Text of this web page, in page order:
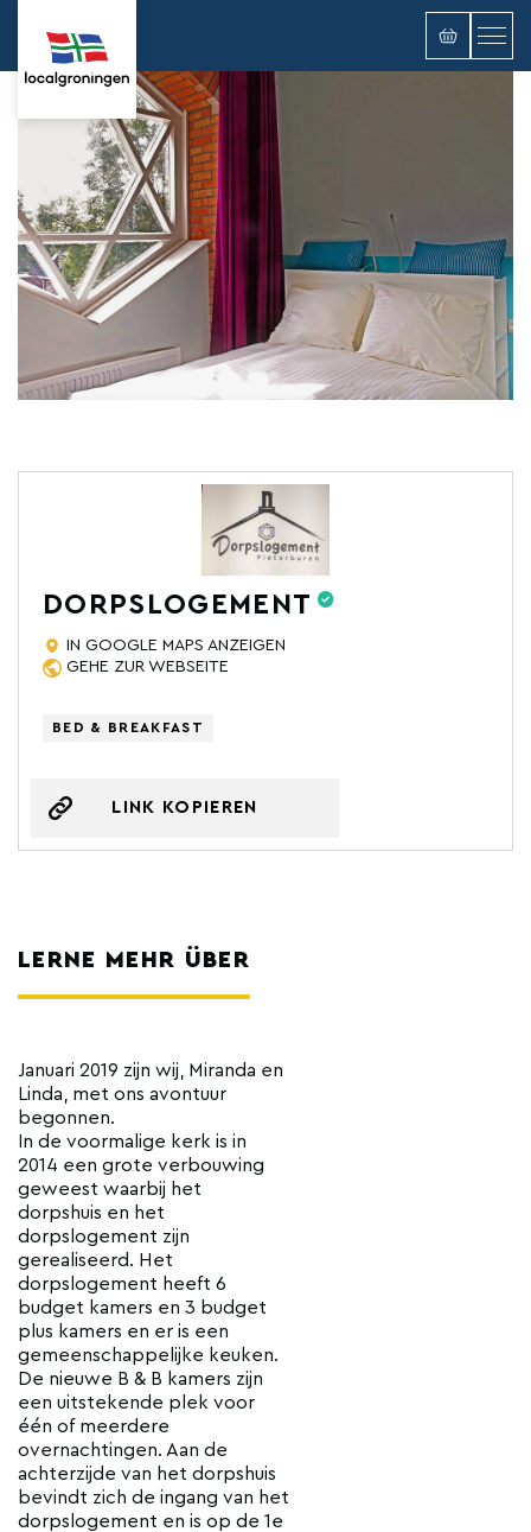
DORPSLOGEMENT
IN GOOGLE MAPS ANZEIGEN
GEHE ZUR WEBSEITE
BED & BREAKFAST
LINK KOPIEREN
LERNE MEHR ÜBER
Januari 2019 zijn wij, Miranda en
Linda, met ons avontuur
begonnen.
In de voormalige kerk is in
2014 een grote verbouwing
geweest waarbij het
dorpshuis en het
dorpslogement zijn
gerealiseerd. Het
dorpslogement heeft 6
budget kamers en 3 budget
plus kamers en er is een
gemeenschappelijke keuken.
De nieuwe B & B kamers zijn
een uitstekende plek voor
één of meerdere
overnachtingen. Aan de
achterzijde van het dorpshuis
bevindt zich de ingang van het
dorpslogement en is op de 1e